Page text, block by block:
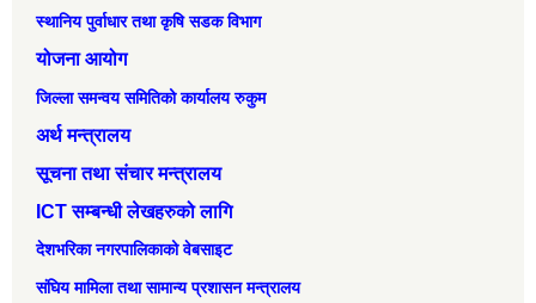
स्थानिय पुर्वाधार तथा कृषि सडक विभाग
योजना आयोग
जिल्ला समन्वय समितिको कार्यालय रुकुम
अर्थ मन्त्रालय
सूचना तथा संचार मन्त्रालय
ICT सम्बन्धी लेखहरुको लागि
देशभरिका नगरपालिकाको वेबसाइट
संघिय मामिला तथा सामान्‍य प्रशासन मन्त्रालय